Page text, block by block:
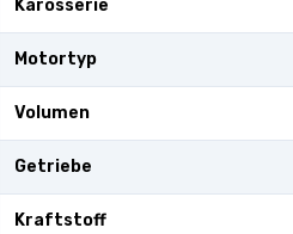
Karosserie
Motortyp
Volumen
Getriebe
Kraftstoff